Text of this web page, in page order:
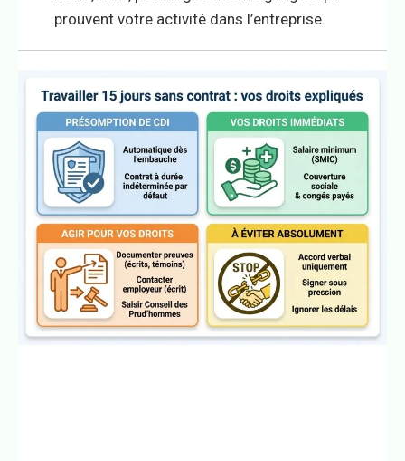
prouvent votre activité dans l’entreprise.